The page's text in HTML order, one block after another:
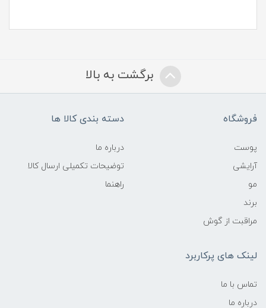
برگشت به بالا
فروشگاه
پوست
آرایشی
مو
برند
مراقبت از گوش
دسته بندی کالا ها
درباره ما
توضیحات تکمیلی ارسال کالا
راهنما
لینک های پرکاربرد
تماس با ما
درباره ما